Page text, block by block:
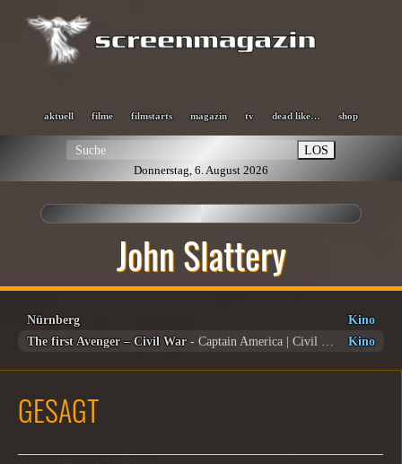
aktuell filme filmstarts magazin tv dead like… shop
LOS
Donnerstag, 6. August 2026
John Slattery
Nürnberg
Kino
The first Avenger – Civil War
Kino
GESAGT